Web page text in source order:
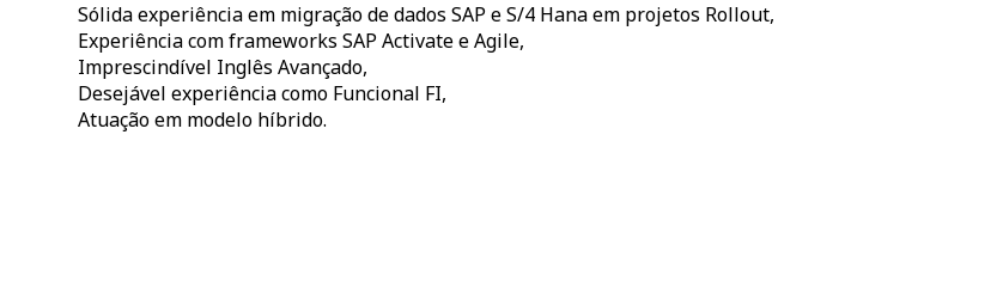
Sólida experiência em migração de dados SAP e S/4 Hana em projetos Rollout,
Experiência com frameworks SAP Activate e Agile,
Imprescindível Inglês Avançado,
Desejável experiência como Funcional FI,
Atuação em modelo híbrido.